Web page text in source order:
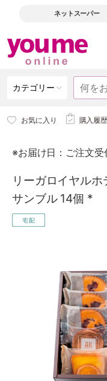
ネットスーパー
カテゴリー
お気に入り 購入履歴
※お届け日：ご注文
リーガロイヤル
サンブル 14個 *